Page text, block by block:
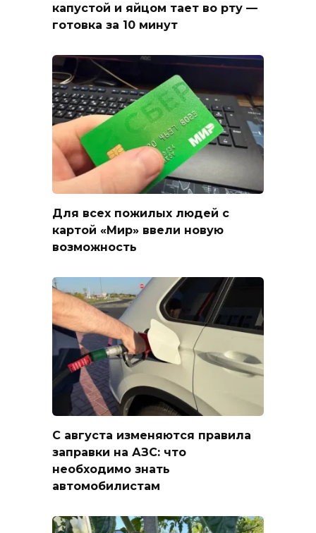
капустой и яйцом тает во рту —
готовка за 10 минут
Для всех пожилых людей с
картой «Мир» ввели новую
возможность
С августа изменяются правила
заправки на АЗС: что
необходимо знать
автомобилистам